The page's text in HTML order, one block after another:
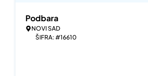
Podbara
NOVI SAD
ŠIFRA: #16610